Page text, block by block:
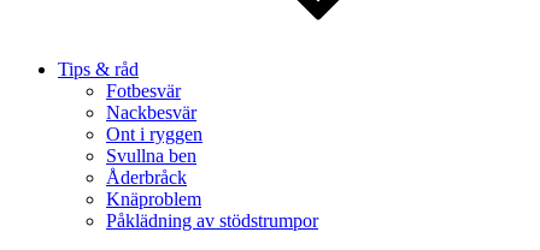
Tips & råd
Fotbesvär
Nackbesvär
Ont i ryggen
Svullna ben
Åderbråck
Knäproblem
Påklädning av stödstrumpor